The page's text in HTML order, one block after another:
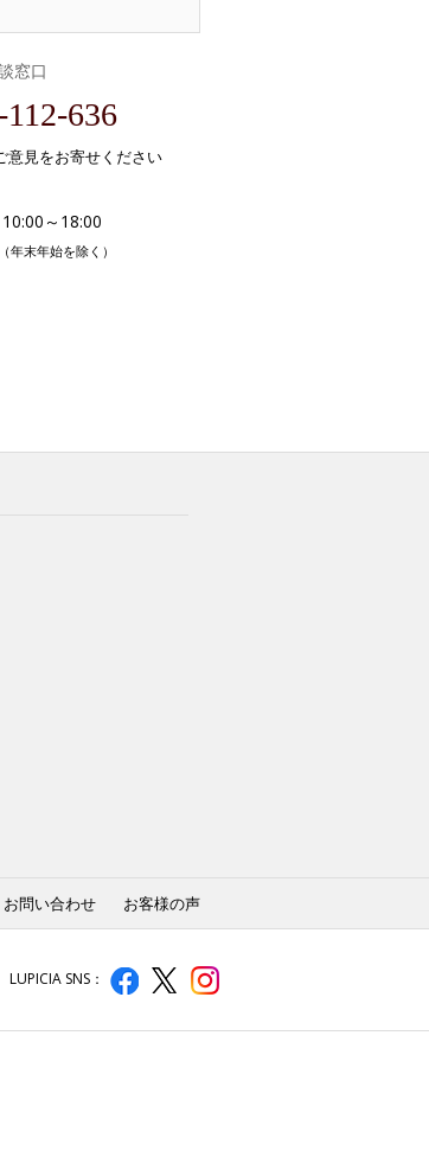
窓口
112-636
意見をお寄せください
～18:00
（年末年始を除く）
お問い合わせ お客様の声
LUPICIA SNS：